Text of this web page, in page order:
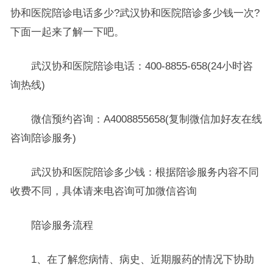
协和医院陪诊电话多少?武汉协和医院陪诊多少钱一次?
下面一起来了解一下吧。
武汉协和医院陪诊电话：400-8855-658(24小时咨
询热线)
微信预约咨询：A4008855658(复制微信加好友在线
咨询陪诊服务)
武汉协和医院陪诊多少钱：根据陪诊服务内容不同
收费不同，具体请来电咨询可加微信咨询
陪诊服务流程
1、在了解您病情、病史、近期服药的情况下协助